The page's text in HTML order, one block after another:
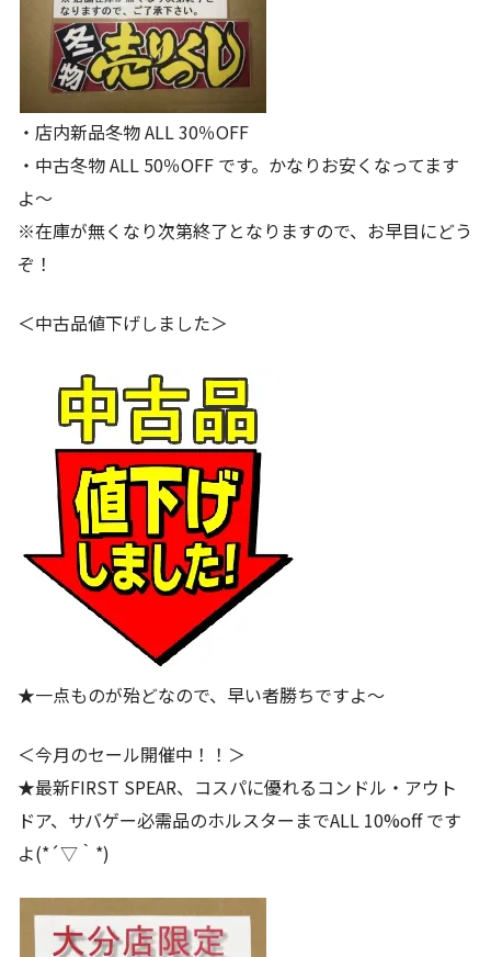
・店内新品冬物 ALL 30％OFF
・中古冬物 ALL 50％OFF です。かなりお安くなってます
よ～
※在庫が無くなり次第終了となりますので、お早目にどう
ぞ！
＜中古品値下げしました＞
★一点ものが殆どなので、早い者勝ちですよ～
＜今月のセール開催中！！＞
★最新FIRST SPEAR、コスパに優れるコンドル・アウト
ドア、サバゲー必需品のホルスターまでALL 10%off です
よ(*´▽｀*)